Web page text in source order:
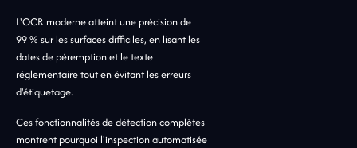
L'OCR moderne atteint une précision de
99 % sur les surfaces difficiles, en lisant les
dates de péremption et le texte
réglementaire tout en évitant les erreurs
d'étiquetage.
Ces fonctionnalités de détection complètes
montrent pourquoi l'inspection automatisée